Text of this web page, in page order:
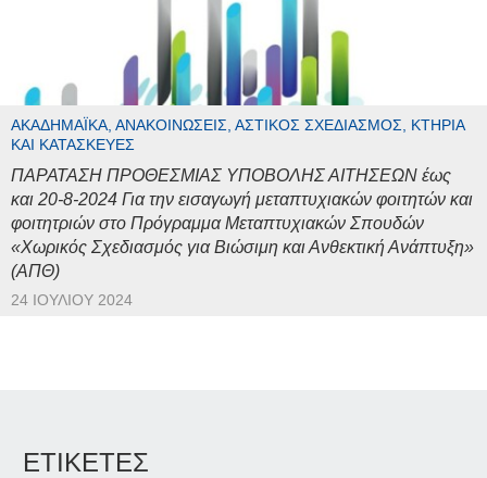
ΑΚΑΔΗΜΑΪΚΆ, ΑΝΑΚΟΙΝΏΣΕΙΣ, ΑΣΤΙΚΌΣ ΣΧΕΔΙΑΣΜΌΣ, ΚΤΉΡΙΑ
ΚΑΙ ΚΑΤΑΣΚΕΥΈΣ
ΠΑΡΑΤΑΣΗ ΠΡΟΘΕΣΜΙΑΣ ΥΠΟΒΟΛΗΣ ΑΙΤΗΣΕΩΝ έως
και 20-8-2024 Για την εισαγωγή μεταπτυχιακών φοιτητών και
φοιτητριών στο Πρόγραμμα Μεταπτυχιακών Σπουδών
«Χωρικός Σχεδιασμός για Βιώσιμη και Ανθεκτική Ανάπτυξη»
(ΑΠΘ)
24 ΙΟΥΛΊΟΥ 2024
ΕΤΙΚΕΤΕΣ